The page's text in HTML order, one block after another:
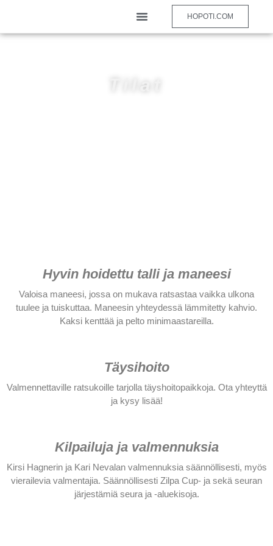
HOPOTI.COM
Tilat
Hyvin hoidettu talli ja maneesi
Valoisa maneesi, jossa on mukava ratsastaa vaikka ulkona
tuulee ja tuiskuttaa. Maneesin yhteydessä lämmitetty kahvio.
Kaksi kenttää ja pelto minimaastareilla.
Täysihoito
Valmennettaville ratsukoille tarjolla täyshoitopaikkoja. Ota yhteyttä
ja kysy lisää!
Kilpailuja ja valmennuksia
Kirsi Hagnerin ja Kari Nevalan valmennuksia säännöllisesti, myös
vierailevia valmentajia. Säännöllisesti Zilpa Cup- ja sekä seuran
järjestämiä seura ja -aluekisoja.